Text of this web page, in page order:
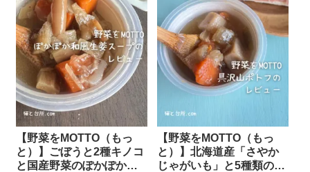
【野菜をMOTTO（もっ
と）】ごぼうと2種キノコ
と国産野菜のぽかぽか和
【野菜をMOTTO（もっ
と）】北海道産「さやか
じゃがいも」と5種類の野